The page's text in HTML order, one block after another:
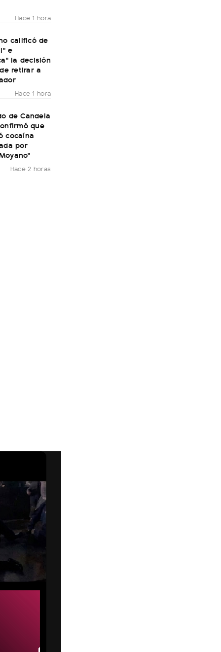
Hace 1 hora
calificó de
e
la decisión
retirar a
Hace 1 hora
de Candela
que
cocaína
por
Hace 2 horas